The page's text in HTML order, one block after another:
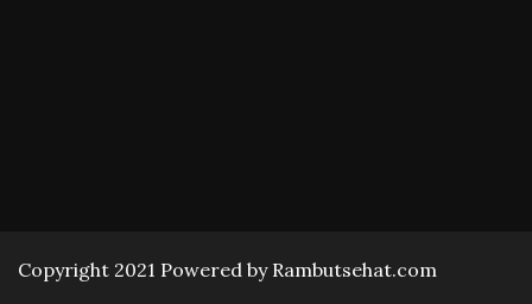
Copyright 2021 Powered by Rambutsehat.com